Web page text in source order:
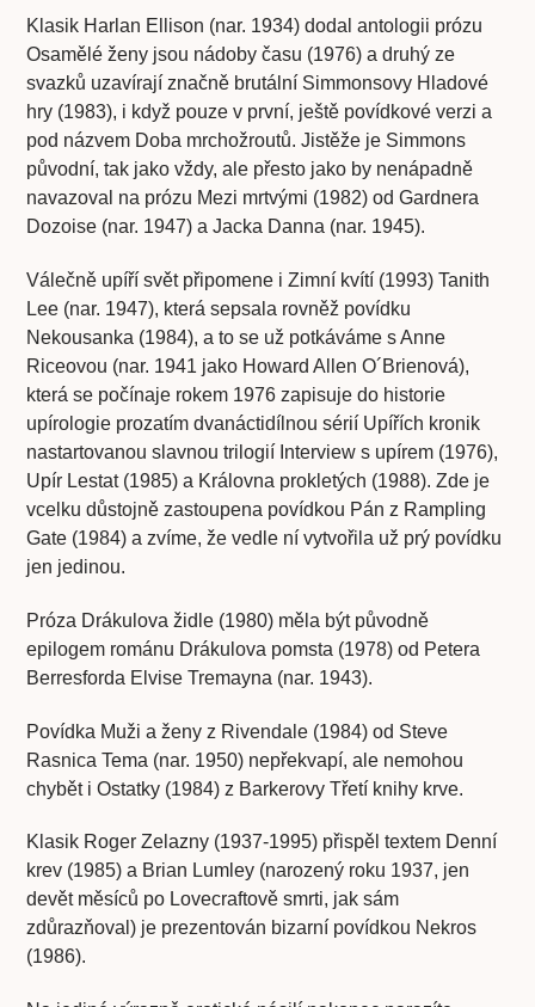
Klasik Harlan Ellison (nar. 1934) dodal antologii prózu
Osamělé ženy jsou nádoby času (1976) a druhý ze
svazků uzavírají značně brutální Simmonsovy Hladové
hry (1983), i když pouze v první, ještě povídkové verzi a
pod názvem Doba mrchožroutů. Jistěže je Simmons
původní, tak jako vždy, ale přesto jako by nenápadně
navazoval na prózu Mezi mrtvými (1982) od Gardnera
Dozoise (nar. 1947) a Jacka Danna (nar. 1945).
Válečně upíří svět připomene i Zimní kvítí (1993) Tanith
Lee (nar. 1947), která sepsala rovněž povídku
Nekousanka (1984), a to se už potkáváme s Anne
Riceovou (nar. 1941 jako Howard Allen O´Brienová),
která se počínaje rokem 1976 zapisuje do historie
upírologie prozatím dvanáctidílnou sérií Upířích kronik
nastartovanou slavnou trilogií Interview s upírem (1976),
Upír Lestat (1985) a Královna prokletých (1988). Zde je
vcelku důstojně zastoupena povídkou Pán z Rampling
Gate (1984) a zvíme, že vedle ní vytvořila už prý povídku
jen jedinou.
Próza Drákulova židle (1980) měla být původně
epilogem románu Drákulova pomsta (1978) od Petera
Berresforda Elvise Tremayna (nar. 1943).
Povídka Muži a ženy z Rivendale (1984) od Steve
Rasnica Tema (nar. 1950) nepřekvapí, ale nemohou
chybět i Ostatky (1984) z Barkerovy Třetí knihy krve.
Klasik Roger Zelazny (1937-1995) přispěl textem Denní
krev (1985) a Brian Lumley (narozený roku 1937, jen
devět měsíců po Lovecraftově smrti, jak sám
zdůrazňoval) je prezentován bizarní povídkou Nekros
(1986).